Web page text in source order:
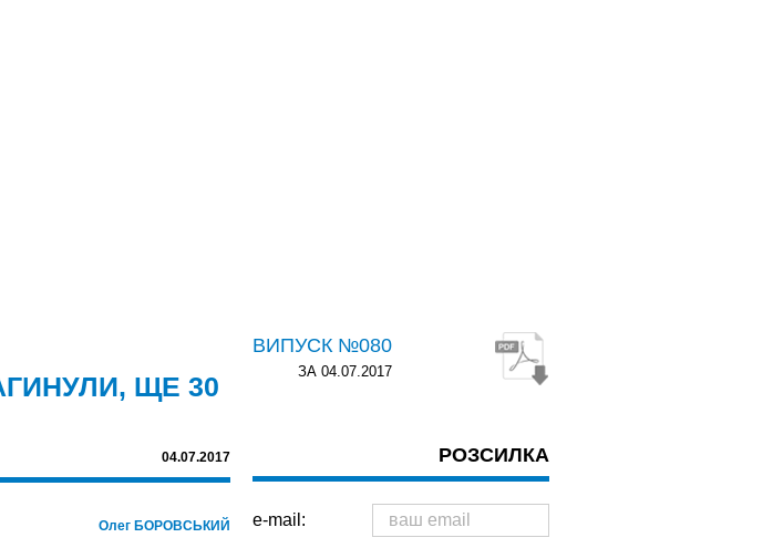
ЩЕ 30
04.07.2017
Олег БОРОВСЬКИЙ
ВИПУСК №080
ЗА 04.07.2017
РОЗСИЛКА
e-mail: